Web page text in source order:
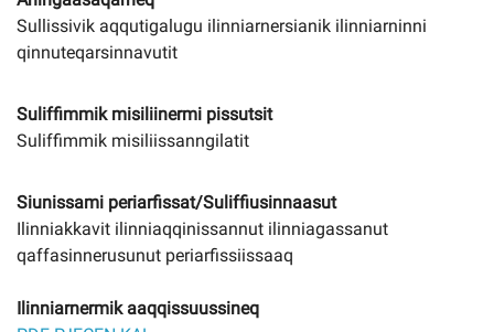
Sullissivik aqqutigalugu ilinniarnersianik ilinniarninni
qinnuteqarsinnavutit
Suliffimmik misiliinermi pissutsit
Suliffimmik misiliissanngilatit
Siunissami periarfissat/Suliffiusinnaasut
Ilinniakkavit ilinniaqqinissannut ilinniagassanut
qaffasinnerusunut periarfissiissaaq
Ilinniarnermik aaqqissuussineq